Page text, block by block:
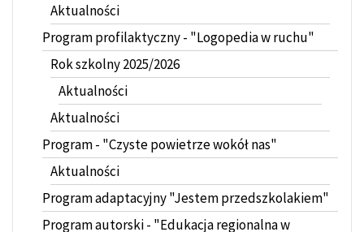
Aktualności
Program profilaktyczny - "Logopedia w ruchu"
Rok szkolny 2025/2026
Aktualności
Aktualności
Program - "Czyste powietrze wokół nas"
Aktualności
Program adaptacyjny "Jestem przedszkolakiem"
Program autorski - "Edukacja regionalna w